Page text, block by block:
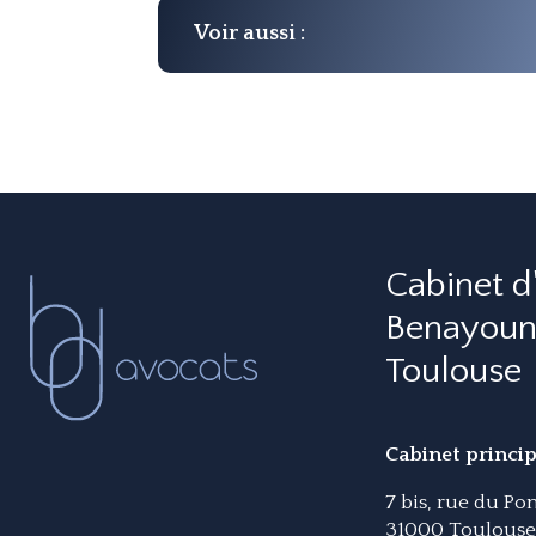
Voir aussi :
Cabinet
Toulouse
Cabinet
7 bis, rue du
31000 Toulouse
la route –
Paraplégique
Le premier mot à